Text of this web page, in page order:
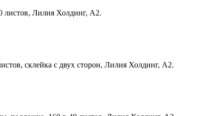
листов, Лилия Холдинг, А2.
склейка с двух сторон, Лилия Холдинг, А2.